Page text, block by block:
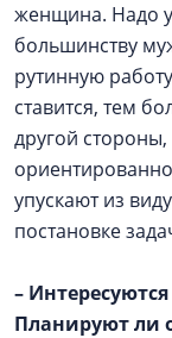
женщина. Надо
большинству
рутинную
ставится, тем
другой стороны,
упускают из
постановке
–
Планируют ли